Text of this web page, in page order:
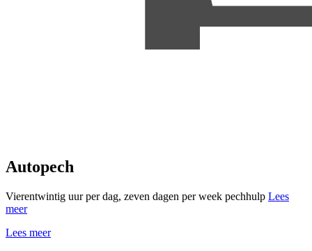
Autopech
Vierentwintig uur per dag, zeven dagen per week pechhulp Lees
meer
Lees meer